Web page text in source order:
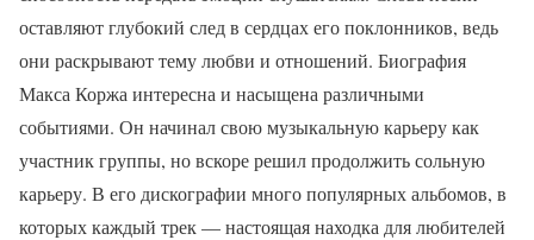
оставляют глубокий след в сердцах его поклонников, ведь
они раскрывают тему любви и отношений. Биография
Макса Коржа интересна и насыщена различными
событиями. Он начинал свою музыкальную карьеру как
участник группы, но вскоре решил продолжить сольную
карьеру. В его дискографии много популярных альбомов, в
которых каждый трек — настоящая находка для любителей